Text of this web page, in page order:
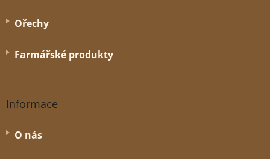
Ořechy
Farmářské produkty
Informace
O nás